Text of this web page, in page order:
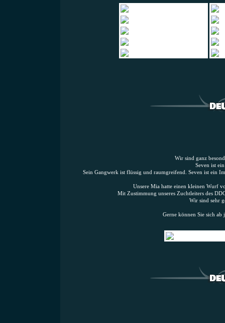
Wir sind ganz
Seven ist
Sein Gangwerk ist flüssig und raumgreifend. Seven ist ein
Unsere Mia hatte einen kleinen Wurf
Mit Zustimmung unseres Zuchtleiters des
Wir sind sehr
Gerne können Sie sich ab